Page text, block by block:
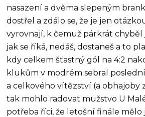
nasazení a dvěma slepeným
dostřel a zdálo se, že je jen
vyrovnají, k čemuž párkrát chyběl
jak se říká, nedáš, dostaneš a to
kdy celkem šťastný gól na 4:2
klukům v modrém sebral
a celkového vítězství (a obhajoby
tak mohlo radovat mužstvo U
potřeba říci, že letošní finále mělo